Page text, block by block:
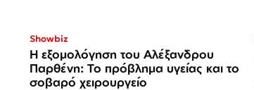
Showbiz
Η εξομολόγηση του Αλέξανδρου
Παρθένη: Το πρόβλημα υγείας και το
σοβαρό χειρουργείο